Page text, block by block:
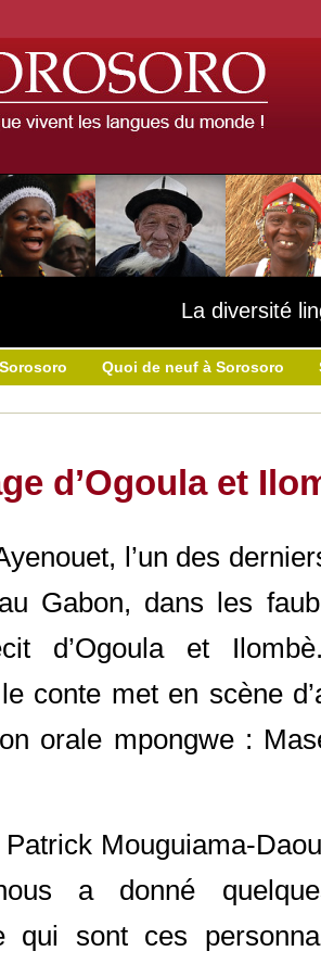
La diversité
Quoi de neuf à Sorosoro
d’Ogoula et
l’un des
Gabon, dans les
d’Ogoula et
conte met en scène
orale mpongwe :
Mouguiama-
a donné
qui sont ces